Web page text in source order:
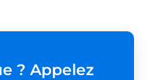
? Appelez